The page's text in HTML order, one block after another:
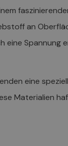
an
Spannung
eine
Materialien